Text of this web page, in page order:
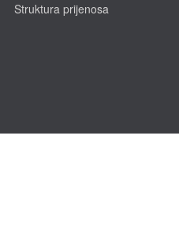
Struktura prijenosa